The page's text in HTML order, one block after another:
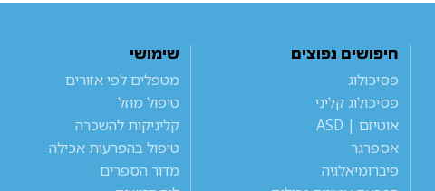
חיפושים נפוצים
פסיכולוג
פסיכולוג קליני
אוטיזם | ASD
אספרגר
פיברומיאלגיה
שימושי
מטפלים לפי אזורים
טיפול מוזל
קליניקות להשכרה
טיפול בהפרעות אכילה
מדור הספרים